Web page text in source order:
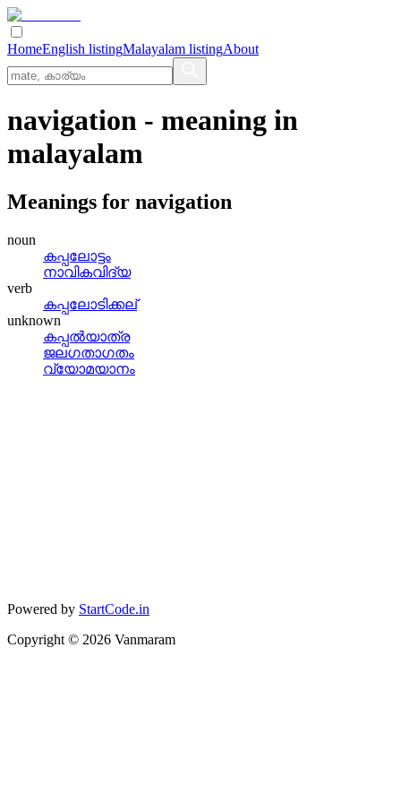
HomeEnglish listingMalayalam listingAbout
navigation - meaning in
malayalam
Meanings for navigation
noun
കപ്പലോട്ടം
നാവികവിദ്യ
verb
കപ്പലോടിക്കല്
unknown
കപ്പല്‍യാത്ര
ജലഗതാഗതം
വ്യോമയാനം
Powered by StartCode.in
Copyright © 2026 Vanmaram